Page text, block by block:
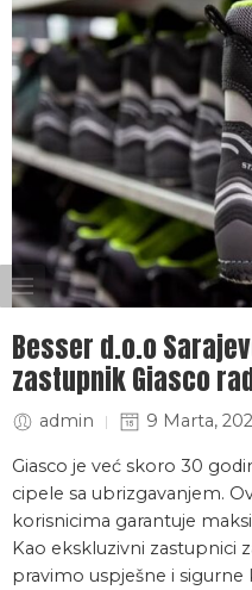
Besser d.o.o
zastupnik Giasco
admin 9 Marta,
Giasco je već skoro 30
cipele sa ubrizgavanjem.
korisnicima garantuje
Kao ekskluzivni zastupnici
pravimo uspješne i sigurne